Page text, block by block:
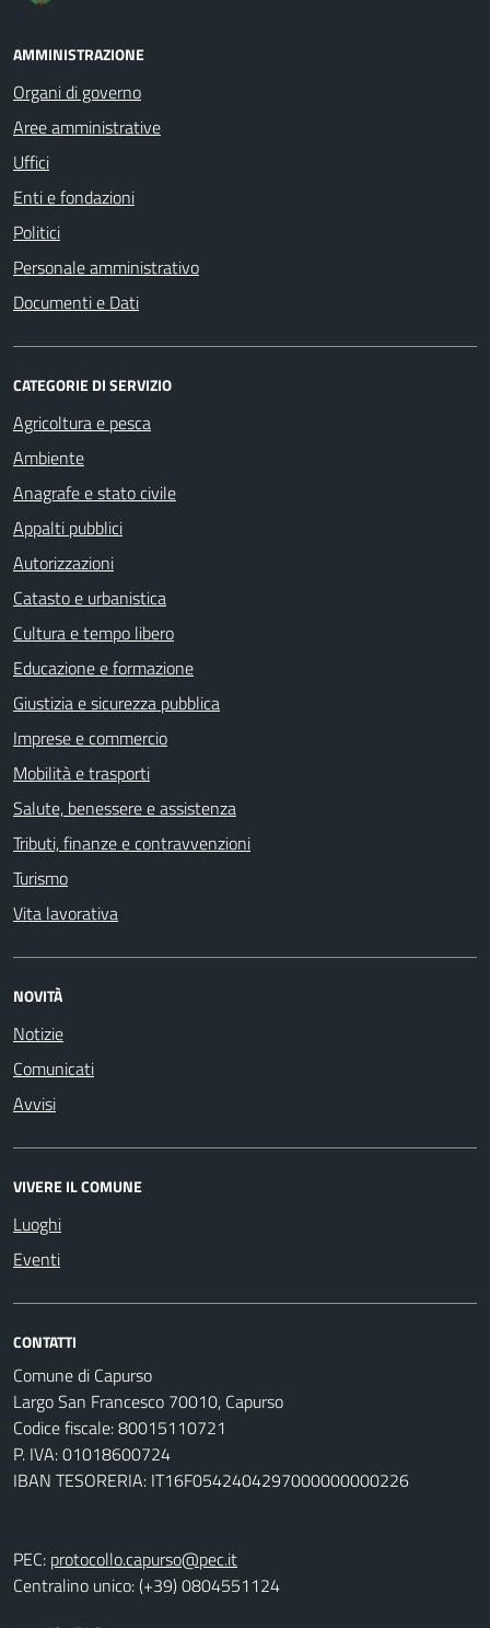
AMMINISTRAZIONE
Organi di governo
Aree amministrative
Uffici
Enti e fondazioni
Politici
Personale amministrativo
Documenti e Dati
CATEGORIE DI SERVIZIO
Agricoltura e pesca
Ambiente
Anagrafe e stato civile
Appalti pubblici
Autorizzazioni
Catasto e urbanistica
Cultura e tempo libero
Educazione e formazione
Giustizia e sicurezza pubblica
Imprese e commercio
Mobilità e trasporti
Salute, benessere e assistenza
Tributi, finanze e contravvenzioni
Turismo
Vita lavorativa
NOVITÀ
Notizie
Comunicati
Avvisi
VIVERE IL COMUNE
Luoghi
Eventi
CONTATTI
Comune di Capurso
Largo San Francesco 70010, Capurso
Codice fiscale: 80015110721
P. IVA: 01018600724
IBAN TESORERIA: IT16F0542404297000000000226
PEC: protocollo.capurso@pec.it
Centralino unico: (+39) 0804551124